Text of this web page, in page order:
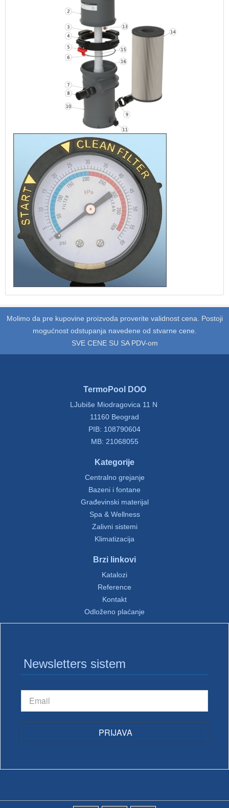
Molimo da pre kupovine proizvoda proverite validnost cena. Postoji
mogućnost odstupanja navedene od stvarne cene.
SVE CENE SU SA PDV-om
TermoPool DOO
LJubiše Miodragovica 11 N
11160 Beograd
PIB: 108790604
MB: 21068055
Kategorije
Centralno grejanje
Bazeni i fontane
Građevinski materijal
Spa & Wellness
Zalivni sistemi
Klimatizacija
Brzi linkovi
Katalozi
Reference
Kontakt
Odloženo plaćanje
Newsletters sistem
PRIJAVA